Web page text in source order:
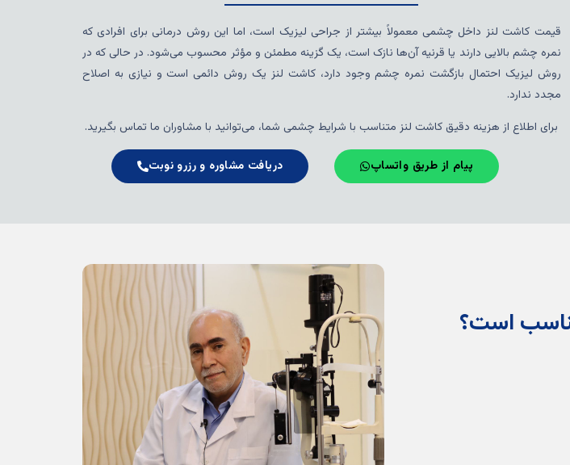
قیمت کاشت لنز داخل چشمی معمولاً بیشتر از جراحی لیزیک است، اما این روش درمانی برای افرادی که
نمره چشم بالایی دارند یا قرنیه آن‌ها نازک است، یک گزینه مطمئن و مؤثر محسوب می‌شود. در حالی که در
روش لیزیک احتمال بازگشت نمره چشم وجود دارد، کاشت لنز یک روش دائمی است و نیازی به اصلاح
مجدد ندارد.
برای اطلاع از هزینه دقیق کاشت لنز متناسب با شرایط چشمی شما، می‌توانید با مشاوران ما تماس بگیرید.
پیام از طریق واتساپ دریافت مشاوره و رزرو نوبت